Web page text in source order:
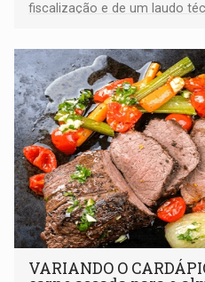
fiscalização e de um laudo
VARIANDO O